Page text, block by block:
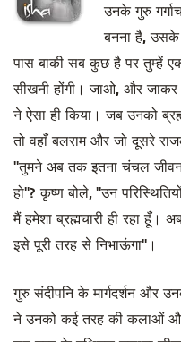
उनके गुरु
बनना है, उसके
पास बाकी सब कुछ है पर तुम्हें
सीखनी होंगी। जाओ, और
ने ऐसा ही किया। जब उनको
तो वहाँ बलराम और जो दूसरे
"तुमने अब तक इतना चंचल
हो"? कृष्ण बोले, "उन
मैं हमेशा ब्रह्मचारी ही रहा
इसे पूरी तरह से निभाऊंगा"।
गुरु संदीपनि के मार्गदर्शन और
ने उनको कई तरह की कलाओं और